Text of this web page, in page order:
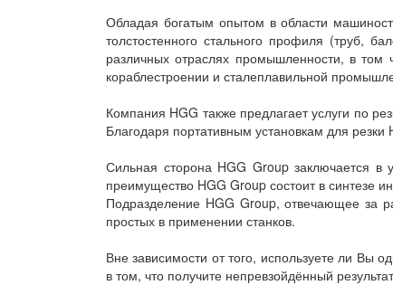
Обладая богатым опытом в области
толстостенного стального профиля (труб,
различных отраслях промышленности, в
кораблестроении и сталеплавильной
Компания HGG также предлагает услуги по
Благодаря портативным установкам для
Сильная сторона HGG Group заключается в
преимущество HGG Group состоит в синтезе
Подразделение HGG Group, отвечающее за
простых в применении станков.
Вне зависимости от того, используете ли Вы
в том, что получите непревзойдённый